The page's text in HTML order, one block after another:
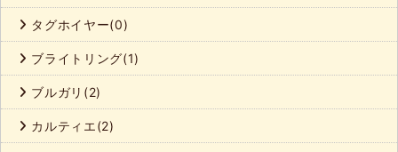
タグホイヤー(0)
ブライトリング(1)
ブルガリ(2)
カルティエ(2)